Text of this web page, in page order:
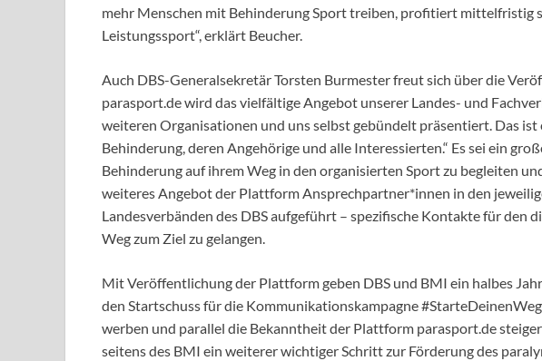
mehr Menschen mit Behinderung Sport treiben, profitiert mittelfristig
Leistungssport“, erklärt Beucher.
Auch DBS-Generalsekretär Torsten Burmester freut sich über die
parasport.de wird das vielfältige Angebot unserer Landes- und
weiteren Organisationen und uns selbst gebündelt präsentiert. Das
Behinderung, deren Angehörige und alle Interessierten.“ Es sei ein
Behinderung auf ihrem Weg in den organisierten Sport zu begleiten
weiteres Angebot der Plattform Ansprechpartner*innen in den
Landesverbänden des DBS aufgeführt – spezifische Kontakte für den
Weg zum Ziel zu gelangen.
Mit Veröffentlichung der Plattform geben DBS und BMI ein halbes
den Startschuss für die Kommunikationskampagne
werben und parallel die Bekanntheit der Plattform parasport.de
seitens des BMI ein weiterer wichtiger Schritt zur Förderung des